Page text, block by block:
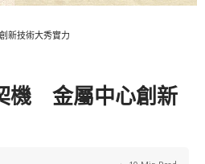
新技術大秀實力
機 金屬中心創新